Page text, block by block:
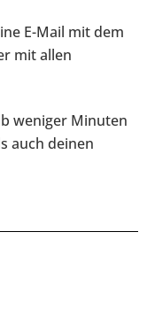
E-Mail mit dem
mit allen
weniger Minuten
auch deinen